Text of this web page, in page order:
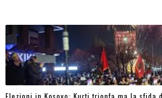
Elezioni in Kosovo: Kurti trionfa ma la sfida